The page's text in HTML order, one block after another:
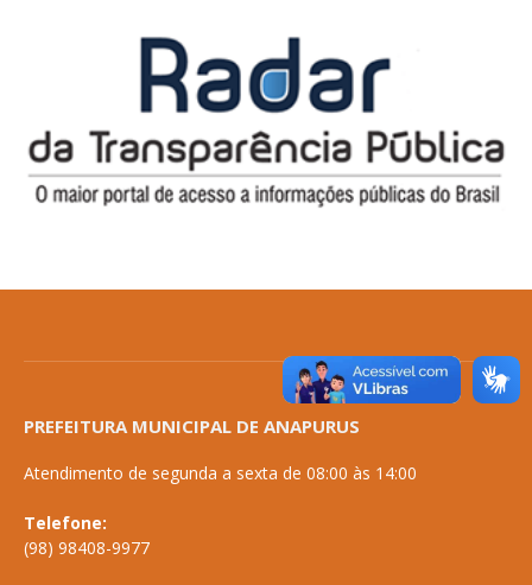
PREFEITURA MUNICIPAL DE ANAPURUS
Atendimento de segunda a sexta de 08:00 às 14:00
Telefone:
(98) 98408-9977